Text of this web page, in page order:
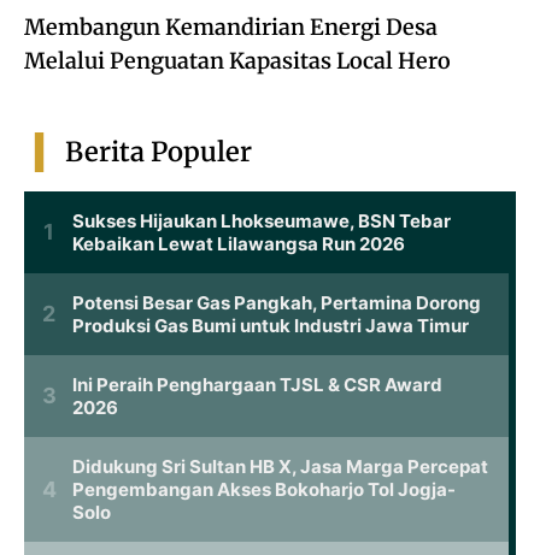
Membangun Kemandirian Energi Desa
Melalui Penguatan Kapasitas Local Hero
Berita Populer